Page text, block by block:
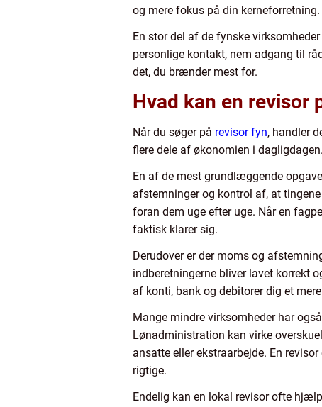
og mere fokus på din kerneforretning.
En stor del af de fynske
personlige kontakt, nem adgang til
det, du brænder mest for.
Hvad kan en revisor
Når du søger på revisor fyn, handler
flere dele af økonomien i
En af de mest grundlæggende
afstemninger og kontrol af, at
foran dem uge efter uge. Når en
faktisk klarer sig.
Derudover er der moms og
indberetningerne bliver lavet korrekt
af konti, bank og debitorer dig et
Mange mindre virksomheder har
Lønadministration kan virke
ansatte eller ekstraarbejde. En
rigtige.
Endelig kan en lokal revisor ofte